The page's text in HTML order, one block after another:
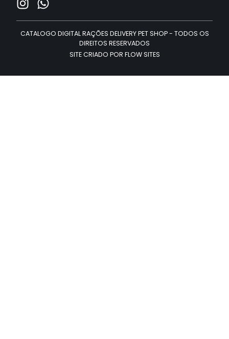
CATALOGO DIGITAL RAÇÕES DELIVERY PET SHOP - TODOS OS
DIREITOS RESERVADOS
SITE CRIADO POR FLOW SITES